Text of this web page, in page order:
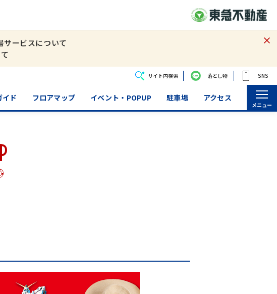
ービスについて
サイト内検索
イド フロアマップ イベント・POPUP 駐車場 アクセス
落とし物 SNS
メニュー